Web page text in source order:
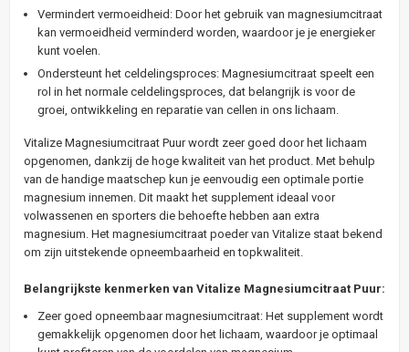
Vermindert vermoeidheid: Door het gebruik van magnesiumcitraat
kan vermoeidheid verminderd worden, waardoor je je energieker
kunt voelen.
Ondersteunt het celdelingsproces: Magnesiumcitraat speelt een
rol in het normale celdelingsproces, dat belangrijk is voor de
groei, ontwikkeling en reparatie van cellen in ons lichaam.
Vitalize Magnesiumcitraat Puur wordt zeer goed door het lichaam
opgenomen, dankzij de hoge kwaliteit van het product. Met behulp
van de handige maatschep kun je eenvoudig een optimale portie
magnesium innemen. Dit maakt het supplement ideaal voor
volwassenen en sporters die behoefte hebben aan extra
magnesium. Het magnesiumcitraat poeder van Vitalize staat bekend
om zijn uitstekende opneembaarheid en topkwaliteit.
Belangrijkste kenmerken van Vitalize Magnesiumcitraat Puur:
Zeer goed opneembaar magnesiumcitraat: Het supplement wordt
gemakkelijk opgenomen door het lichaam, waardoor je optimaal